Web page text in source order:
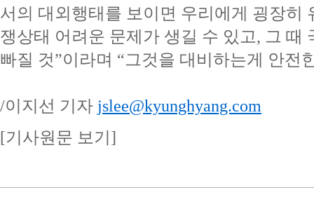
서의 대외행태를 보이면 우리에게 굉장히
쟁상태 어려운 문제가 생길 수 있고, 그 때
빠질 것”이라며 “그것을 대비하는게 안전
/이지선 기자 jslee@kyunghyang.com
[기사원문 보기]